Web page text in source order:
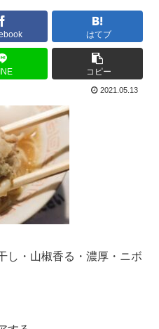
はてブ
コピー
2021.05.13
し・山椒香る・濃厚・ニボ